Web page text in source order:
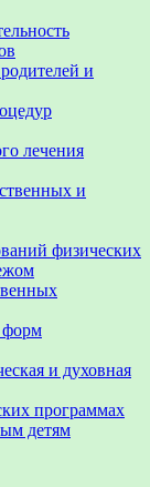
и
лечения
и
физических
форм
и духовная
программах
детям